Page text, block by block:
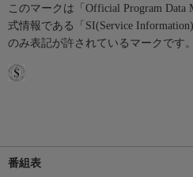
このマークは「Official Program
式情報である「SI(Service
のみ表記が許されているマークです。
番組表